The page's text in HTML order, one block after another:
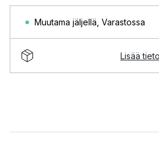
Muutama jäljellä Varastossa
Lisää